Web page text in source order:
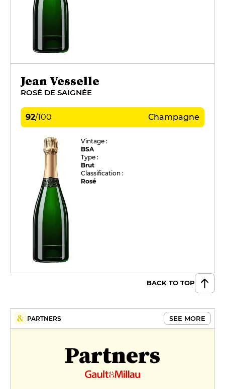
Jean Vesselle
ROSÉ DE SAIGNÉE
92/100 Champagne
Vintage :
BSA
Type :
Brut
Classification :
Rosé
BACK TO TOP
PARTNERS SEE MORE
Partners